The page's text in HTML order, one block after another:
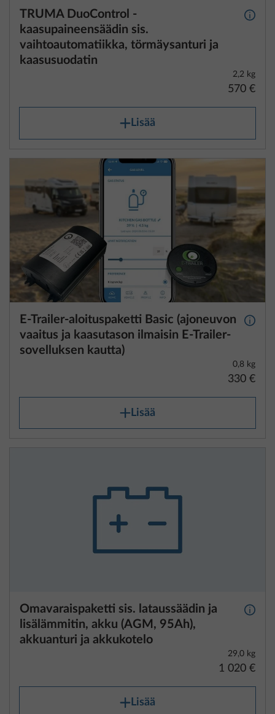
TRUMA DuoControl -
kaasupaineensäädin sis.
vaihtoautomatiikka, törmäysanturi ja
kaasusuodatin
2,2 kg
570 €
Lisää
E-Trailer-aloituspaketti Basic (ajoneuvon
vaaitus ja kaasutason ilmaisin E-Trailer-
sovelluksen kautta)
0,8 kg
330 €
Lisää
Omavaraispaketti sis. lataussäädin ja
lisälämmitin, akku (AGM, 95Ah),
akkuanturi ja akkukotelo
29,0 kg
1 020 €
Lisää